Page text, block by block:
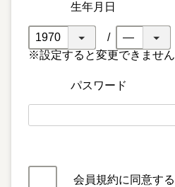
生年月日
※設定すると変更できません
パスワード
会員規約に同意する